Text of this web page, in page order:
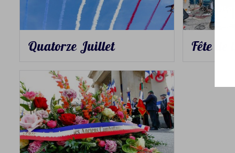
Quatorze Juillet Fête de